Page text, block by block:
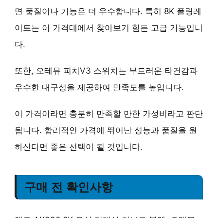
면 품질이나 기능은 더 우수합니다. 특히 8K 폴링레
이트 는 이 가격대에서 찾아보기 힘든 고급 기능입니
다.
또한, 오테뮤 피치V3 스위치는 부드러운 타건감과
우수한 내구성을 제공하여 만족도를 높입니다.
이 가격이라면 충분히 만족할 만한 가성비라고 판단
됩니다. 합리적인 가격에 뛰어난 성능과 품질을 원
하신다면 좋은 선택이 될 것입니다.
구매 전 확인사항